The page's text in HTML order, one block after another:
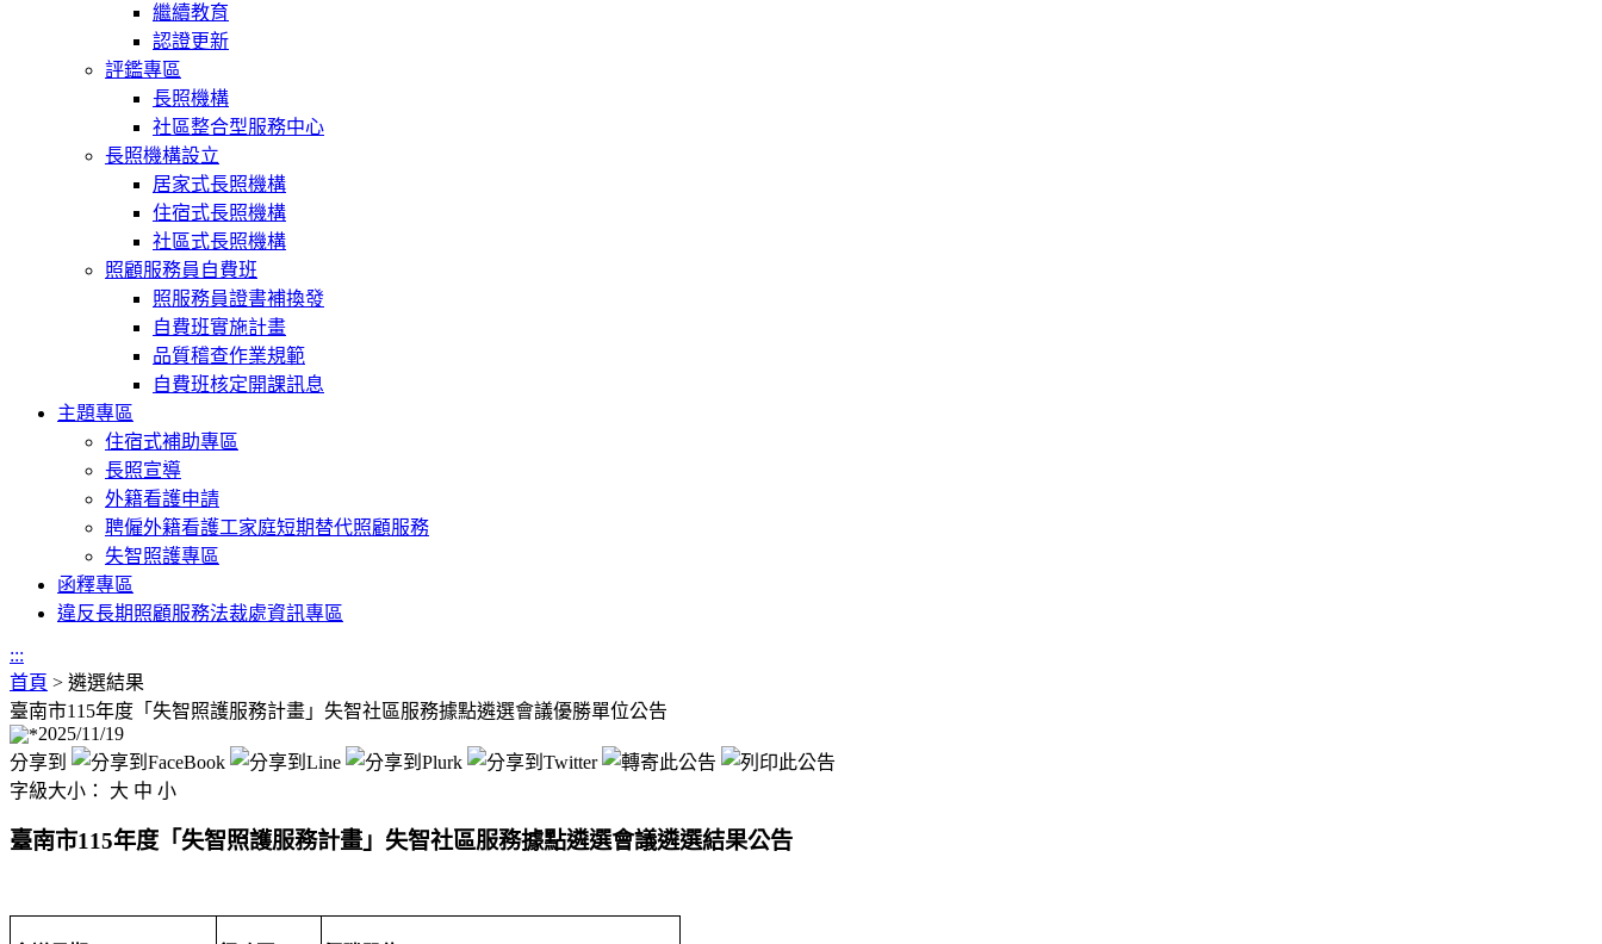
繼續教育
認證更新
評鑑專區
長照機構
社區整合型服務中心
長照機構設立
居家式長照機構
住宿式長照機構
社區式長照機構
照顧服務員自費班
照服務員證書補換發
自費班實施計畫
品質稽查作業規範
自費班核定開課訊息
主題專區
住宿式補助專區
長照宣導
外籍看護申請
聘僱外籍看護工家庭短期替代照顧服務
失智照護專區
函釋專區
違反長期照顧服務法裁處資訊專區
:::
首頁 > 遴選結果
臺南市115年度「失智照護服務計畫」失智社區服務據點遴選會議優勝單位公告
2025/11/19
分享到
字級大小： 大 中 小
臺南市115年度「失智照護服務計畫」失智社區服務據點遴選會議遴選結果公告